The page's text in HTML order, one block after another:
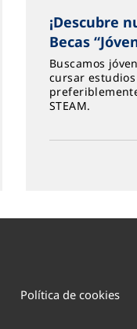
¡Descubre
Becas
Buscamos
cursar
STEAM.
Política de cookies